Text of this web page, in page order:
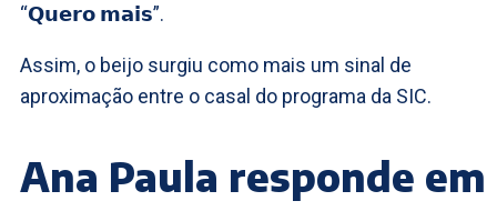
“𝗤𝘂𝗲𝗿𝗼 𝗺𝗮𝗶𝘀”.
Assim, o beijo surgiu como mais um sinal de
aproximação entre o casal do programa da SIC.
Ana Paula responde em